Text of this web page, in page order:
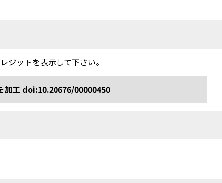
ジットを表示して下さい。
加工 doi:10.20676/00000450